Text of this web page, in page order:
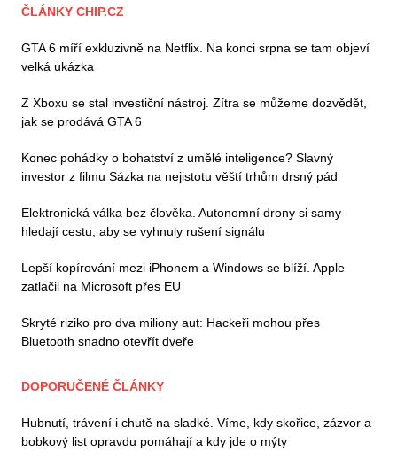
ČLÁNKY CHIP.CZ
GTA 6 míří exkluzivně na Netflix. Na konci srpna se tam objeví
velká ukázka
Z Xboxu se stal investiční nástroj. Zítra se můžeme dozvědět,
jak se prodává GTA 6
Konec pohádky o bohatství z umělé inteligence? Slavný
investor z filmu Sázka na nejistotu věští trhům drsný pád
Elektronická válka bez člověka. Autonomní drony si samy
hledají cestu, aby se vyhnuly rušení signálu
Lepší kopírování mezi iPhonem a Windows se blíží. Apple
zatlačil na Microsoft přes EU
Skryté riziko pro dva miliony aut: Hackeři mohou přes
Bluetooth snadno otevřít dveře
DOPORUČENÉ ČLÁNKY
Hubnutí, trávení i chutě na sladké. Víme, kdy skořice, zázvor a
bobkový list opravdu pomáhají a kdy jde o mýty